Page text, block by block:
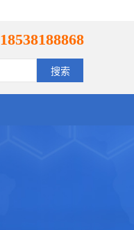
18538188868